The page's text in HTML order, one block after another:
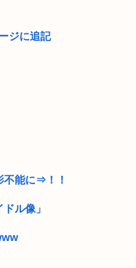
ジに追記
不能に⇒！！
ル像」